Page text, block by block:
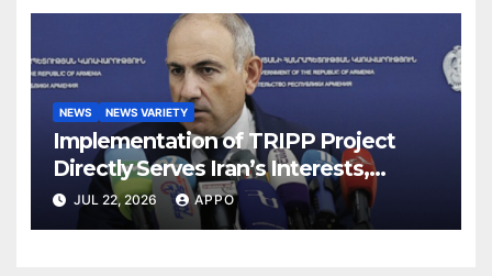
NEWS NEWS VARIETY
Implementation of TRIPP Project
Directly Serves Iran’s Interests,
Pashinyan Says
JUL 22, 2026 APPO